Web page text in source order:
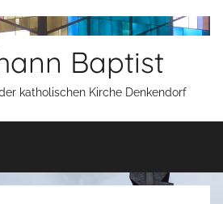
Baptist
katholischen Kirche Denkendorf